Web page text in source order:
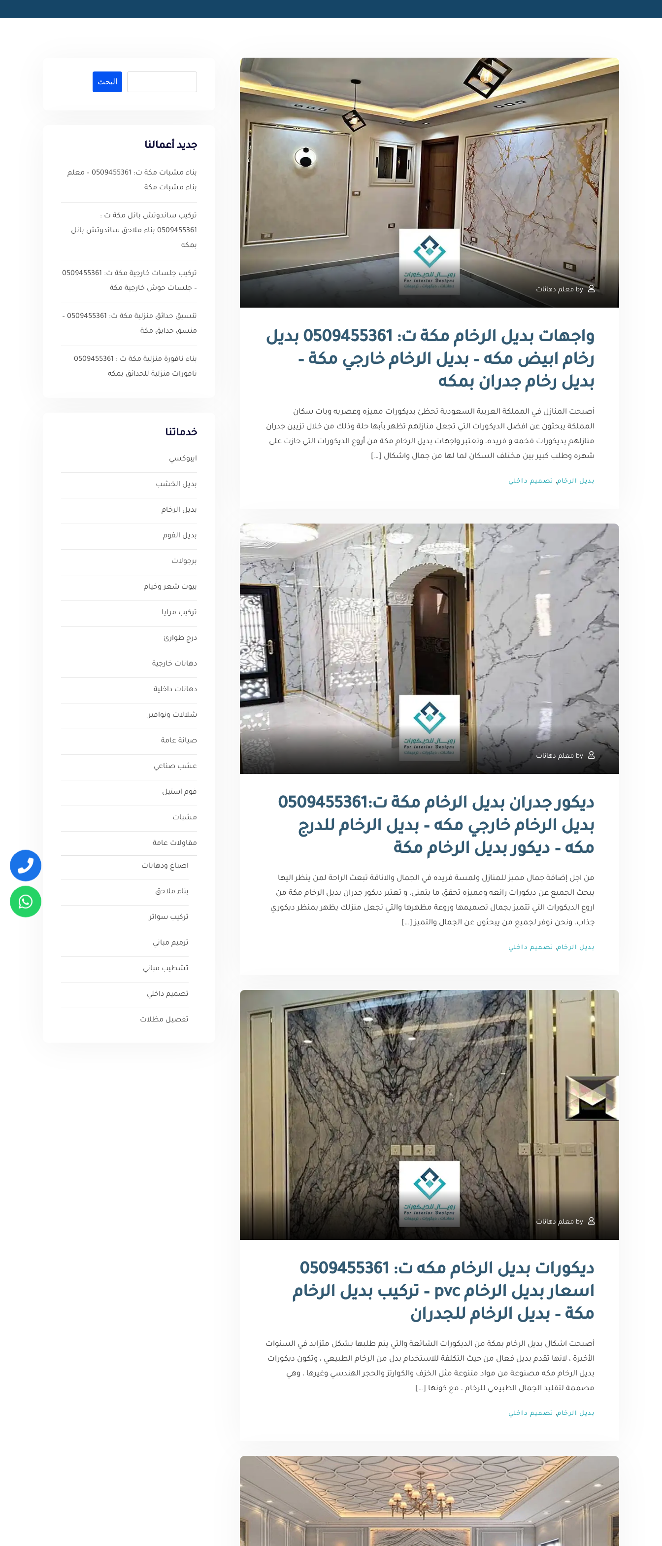
by معلم دهانات
واجهات بديل الرخام مكة ت: 0509455361 بديل
رخام ابيض مكه – بديل الرخام خارجي مكة –
بديل رخام جدران بمكه
أصبحت المنازل في المملكة العربية السعودية تحظئ بديكورات مميزه وعصريه وبات سكان
المملكة يبحثون عن افضل الديكورات التي تجعل منازلهم تظهر بأبها حلة وذلك من خلال تزيين جدران
منازلهم بديكورات فخمه و فريده، وتعتبر واجهات بديل الرخام مكة من أروع الديكورات التي حازت على
شهره وطلب كبير بين مختلف السكان لما لها من جمال واشكال […]
بديل الرخام, تصميم داخلي
by معلم دهانات
ديكور جدران بديل الرخام مكة ت:0509455361
بديل الرخام خارجي مكه – بديل الرخام للدرج
مكه – ديكور بديل الرخام مكة
من اجل إضافة جمال مميز للمنازل ولمسة فريده في الجمال والاناقة تبعث الراحة لمن ينظر اليها
يبحث الجميع عن ديكورات رائعه ومميزه تحقق ما يتمنى، و تعتبر ديكور جدران بديل الرخام مكة من
اروع الديكورات التي تتميز بجمال تصميمها وروعة مظهرها والتي تجعل منزلك يظهر بمنظر ديكوري
جذاب، ونحن نوفر لجميع من يبحثون عن الجمال والتميز […]
بديل الرخام, تصميم داخلي
by معلم دهانات
ديكورات بديل الرخام مكه ت: 0509455361
اسعار بديل الرخام pvc – تركيب بديل الرخام
مكة – بديل الرخام للجدران
أصبحت اشكال بديل الرخام بمكة من الديكورات الشائعة والتي يتم طلبها بشكل متزايد في السنوات
الأخيرة ، لانها تقدم بديل فعال من حيث التكلفة للاستخدام بدل من الرخام الطبيعي ، وتكون ديكورات
بديل الرخام مكه مصنوعة من مواد متنوعة مثل الخزف والكوارتز والحجر الهندسي وغيرها ، وهي
مصممة لتقليد الجمال الطبيعي للرخام ، مع كونها […]
بديل الرخام, تصميم داخلي
البحث
جديد أعمالنا
بناء مشبات مكة ت: 0509455361 – معلم
بناء مشبات مكة
تركيب ساندوتش بانل مكة ت :
0509455361 بناء ملاحق ساندوتش بانل
بمكه
تركيب جلسات خارجية مكة ت: 0509455361
– جلسات حوش خارجية مكة
تنسيق حدائق منزلية مكة ت: 0509455361 –
منسق حدايق مكة
بناء نافورة منزلية مكة ت : 0509455361
نافورات منزلية للحدائق بمكه
خدماتنا
ايبوكسي
بديل الخشب
بديل الرخام
بديل الفوم
برجولات
بيوت شعر وخيام
تركيب مرايا
درج طوارئ
دهانات خارجية
دهانات داخلية
شلالات ونوافير
صيانة عامة
عشب صناعي
فوم استيل
مشبات
مقاولات عامة
اصباغ ودهانات
بناء ملاحق
تركيب سواتر
ترميم مباني
تشطيب مباني
تصميم داخلي
تفصيل مظلات